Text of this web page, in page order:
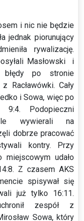
i nic nie będzie
jednak piorunujący
rywalizację.
Masłowski i
błędy po stronie
Racławówki. Cały
i Sowa, więc po
Podopieczni
wywierali na
dobrze pracować
kontry. Przy
miejscowym udało
Z czasem AKS
spisywał się
już tylko 16:11.
zespół z
Sowa, który